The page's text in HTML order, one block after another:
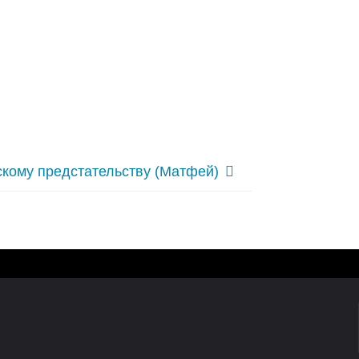
предстательству (Матфей)